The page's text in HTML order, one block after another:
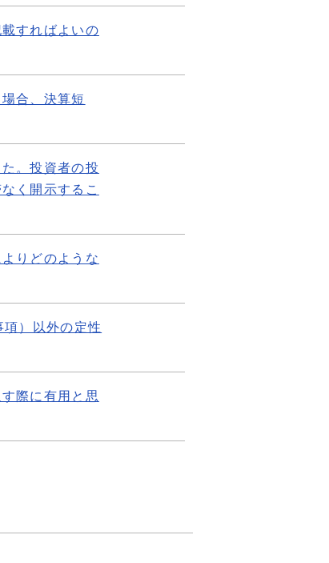
すればよいの
合、決算短
。投資者の投
く開示するこ
りどのような
）以外の定性
際に有用と思